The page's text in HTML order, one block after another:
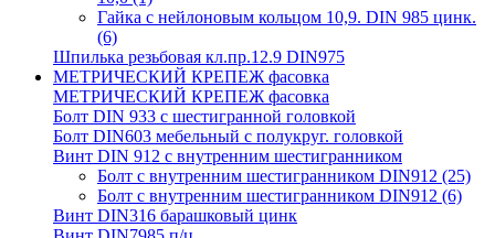
Гайка с нейлоновым кольцом 10,9. DIN 985 цинк.
(6)
Шпилька резьбовая кл.пр.12.9 DIN975
МЕТРИЧЕСКИЙ КРЕПЕЖ фасовка
МЕТРИЧЕСКИЙ КРЕПЕЖ фасовка
Болт DIN 933 с шестигранной головкой
Болт DIN603 мебельный с полукруг. головкой
Винт DIN 912 с внутренним шестигранником
Болт с внутренним шестигранником DIN912 (25)
Болт с внутренним шестигранником DIN912 (6)
Винт DIN316 барашковый цинк